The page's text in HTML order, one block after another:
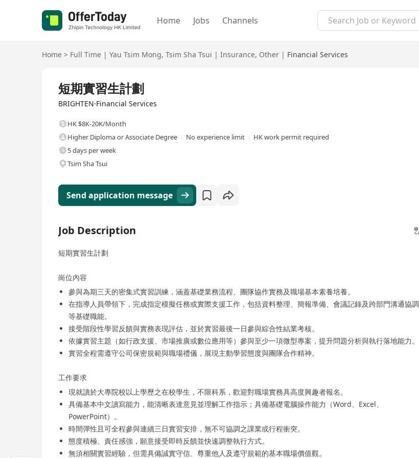
Home Jobs Channels
Home > Full Time | Yau Tsim Mong, Tsim Sha Tsui | Insurance, Other | Financial Services
短期實習生計劃
BRIGHTEN·Financial Services
HK $8K-20K/Month
Higher Diploma or Associate Degree
No experience limit
HK work permit required
5 days per week
Tsim Sha Tsui
Send application message
Job Description
短期實習生計劃
崗位內容
參與為期三天的密集式實習訓練，涵蓋基礎業務流程、團隊協作實務及職場基本素養培養。
在指導人員帶領下，完成指定模擬任務或實際支援工作，包括資料整理、簡報準備、會議記錄及跨部門溝通協調
等基礎職能。
接受階段性學習反饋與實務表現評估，並於實習最後一日參與綜合性結業考核。
依據實習主題（如行政支援、市場推廣或數位應用等）參與至少一項微型專案，提升問題分析與執行落地能力。
實習全程需遵守公司保密規範與職場禮儀，展現主動學習態度與團隊合作精神。
工作要求
現就讀於大專院校以上學歷之在校學生，不限科系，歡迎對職場實務具高度興趣者報名。
具備基本中文讀寫能力，能清晰表達意見並理解工作指示；具備基礎電腦操作能力（Word、Excel、
PowerPoint）。
時間彈性且可全程參與連續三日實習安排，無不可協調之課業或行程衝突。
態度積極、責任感強，願意接受即時反饋並快速調整執行方式。
無須相關實習經驗，但需具備誠實守信、尊重他人及遵守規範的基本職場價值觀。